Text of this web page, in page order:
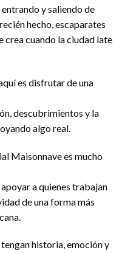
y saliendo de
hecho, escaparates
crea cuando la ciudad late
es disfrutar de una
descubrimientos y la
algo real.
Maisonnave es mucho
a quienes trabajan
de una forma más
historia, emoción y